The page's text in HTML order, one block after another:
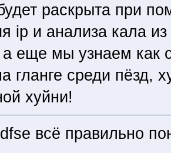
раскрыта при
ip и анализа кала
еще мы узнаем как
гланге среди пёзд,
хуйни!
всё правильно